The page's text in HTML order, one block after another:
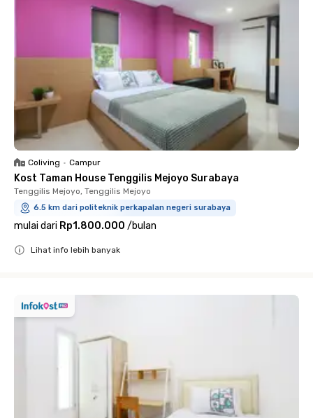
Coliving • Campur
Kost Taman House Tenggilis Mejoyo Surabaya
Tenggilis Mejoyo, Tenggilis Mejoyo
6.5 km dari politeknik perkapalan negeri surabaya
mulai dari Rp1.800.000 /bulan
Lihat info lebih banyak